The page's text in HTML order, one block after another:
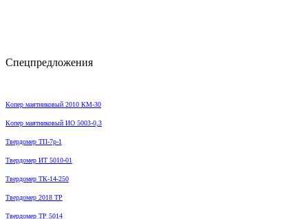
Спецпредложения
Копер маятниковый 2010 КМ-30
Копер маятниковый ИО 5003-0,3
Твердомер ТП-7р-1
Твердомер ИТ 5010-01
Твердомер ТК-14-250
Твердомер 2018 ТР
Твердомер ТР 5014